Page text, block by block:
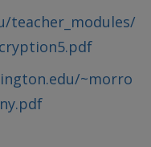
teacher_modules/
~morro